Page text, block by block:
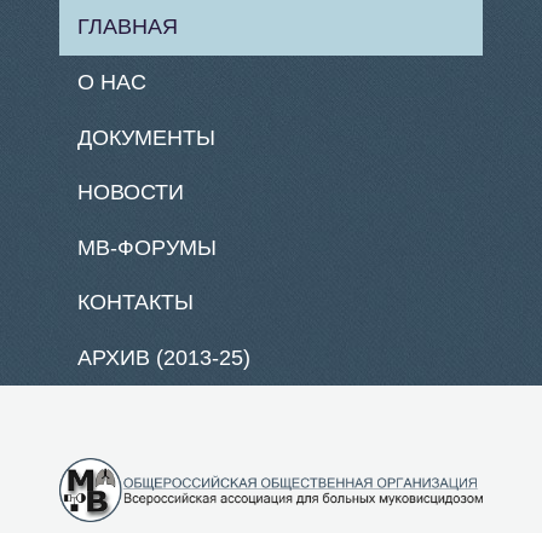
ГЛАВНАЯ
О НАС
ДОКУМЕНТЫ
НОВОСТИ
МВ-ФОРУМЫ
КОНТАКТЫ
АРХИВ (2013-25)